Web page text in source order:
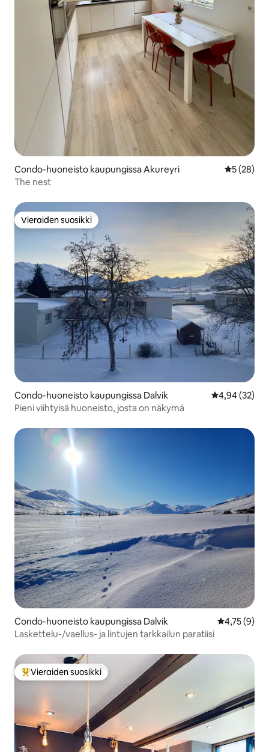
Condo-huoneisto kaupungissa Akureyri
5 (28)
The nest
Vieraiden suosikki
Vieraiden suosikki
Condo-huoneisto kaupungissa Dalvik
4,94 (32)
Pieni viihtyisä huoneisto, josta on näkymä
Condo-huoneisto kaupungissa Dalvik
4,75 (9)
Laskettelu-/vaellus- ja lintujen tarkkailun paratiisi
Vieraiden suosikkien parhaimmistoa
Vieraiden suosikki